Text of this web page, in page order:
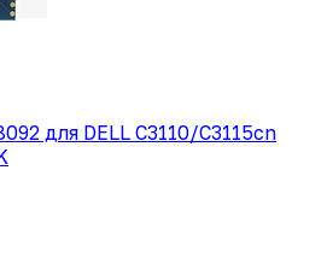
для DELL C3110/C3115cn